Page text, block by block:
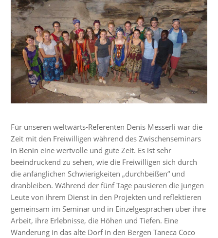
Für unseren weltwärts-Referenten Denis Messerli war die
Zeit mit den Freiwilligen während des Zwischenseminars
in Benin eine wertvolle und gute Zeit. Es ist sehr
beeindruckend zu sehen, wie die Freiwilligen sich durch
die anfänglichen Schwierigkeiten „durchbeißen“ und
dranbleiben. Während der fünf Tage pausieren die jungen
Leute von ihrem Dienst in den Projekten und reflektieren
gemeinsam im Seminar und in Einzelgesprächen über ihre
Arbeit, ihre Erlebnisse, die Höhen und Tiefen. Eine
Wanderung in das alte Dorf in den Bergen Taneca Coco